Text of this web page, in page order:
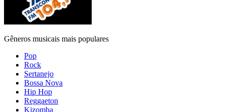
Gêneros musicais mais populares
Pop
Rock
Sertanejo
Bossa Nova
Hip Hop
Reggaeton
Kizomba